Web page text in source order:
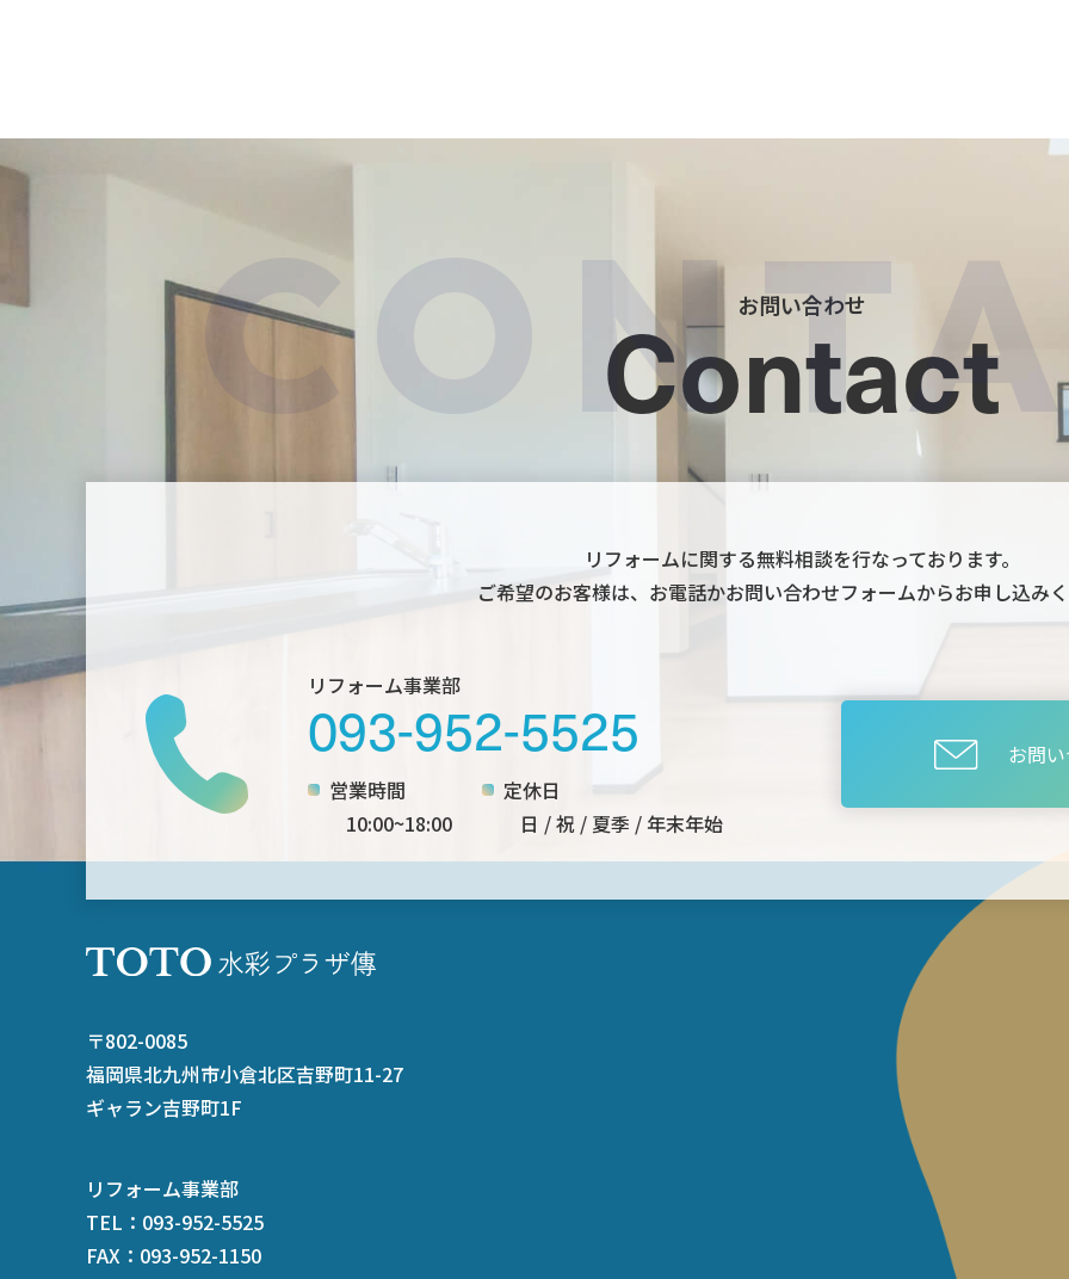
お問い合わせ
Contact
リフォームに関する無料相談を行なっております。
ご希望のお客様は、お電話かお問い合わせフォームからお申し込み
リフォーム事業部
093-952-5525
営業時間
10:00~18:00
定休日
日 / 祝 / 夏季 / 年末年始
お問
〒802-0085
福岡県北九州市小倉北区吉野町11-27
ギャラン吉野町1F
リフォーム事業部
TEL： 093-952-5525
FAX：093-952-1150